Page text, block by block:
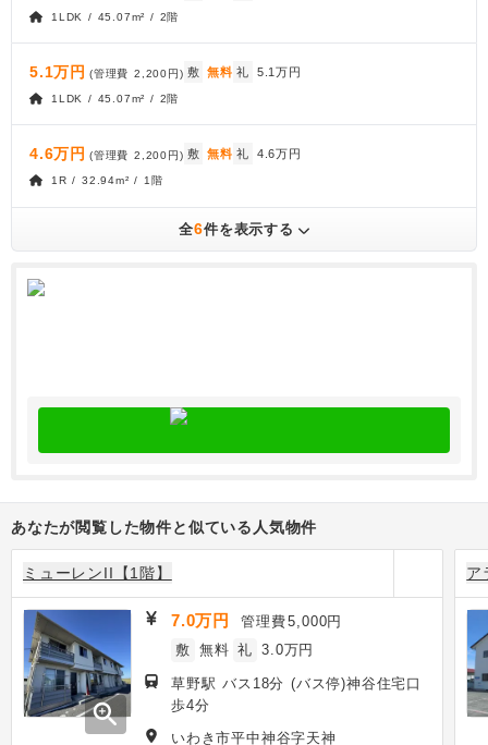
1LDK / 45.07m² / 2階
5.1万円 (管理費 2,200円) 敷 無料 礼 5.1万円
1LDK / 45.07m² / 2階
4.6万円 (管理費 2,200円) 敷 無料 礼 4.6万円
1R / 32.94m² / 1階
全6件を表示する
あなたが閲覧した物件と似ている人気物件
ミューレンII【1階】
zoom_in
7.0万円 管理費5,000円
敷 無料 礼 3.0万円
草野駅 バス18分 (バス停)神谷住宅口
歩4分
いわき市平中神谷字天神
ア